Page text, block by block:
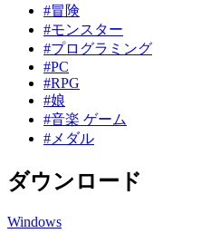
#冒険
#モンスター
#プログラミング
#PC
#RPG
#娘
#音楽 ゲーム
#メダル
ダウンロード
Windows